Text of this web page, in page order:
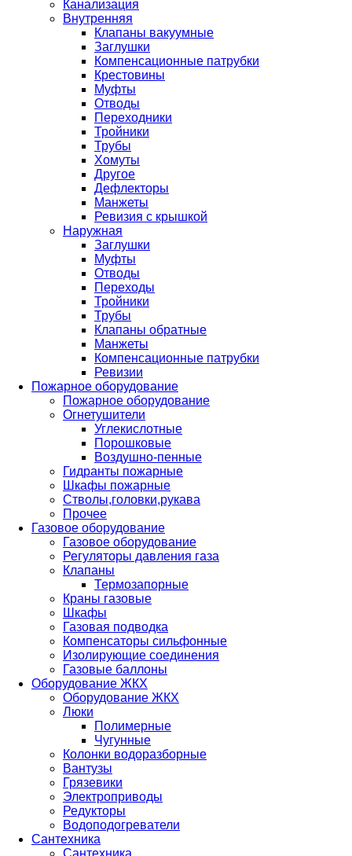
Канализация
Внутренняя
Клапаны вакуумные
Заглушки
Компенсационные патрубки
Крестовины
Муфты
Отводы
Переходники
Тройники
Трубы
Хомуты
Другое
Дефлекторы
Манжеты
Ревизия с крышкой
Наружная
Заглушки
Муфты
Отводы
Переходы
Тройники
Трубы
Клапаны обратные
Манжеты
Компенсационные патрубки
Ревизии
Пожарное оборудование
Пожарное оборудование
Огнетушители
Углекислотные
Порошковые
Воздушно-пенные
Гидранты пожарные
Шкафы пожарные
Стволы,головки,рукава
Прочее
Газовое оборудование
Газовое оборудование
Регуляторы давления газа
Клапаны
Термозапорные
Краны газовые
Шкафы
Газовая подводка
Компенсаторы сильфонные
Изолирующие соединения
Газовые баллоны
Оборудование ЖКХ
Оборудование ЖКХ
Люки
Полимерные
Чугунные
Колонки водоразборные
Вантузы
Грязевики
Электроприводы
Редукторы
Водоподогреватели
Сантехника